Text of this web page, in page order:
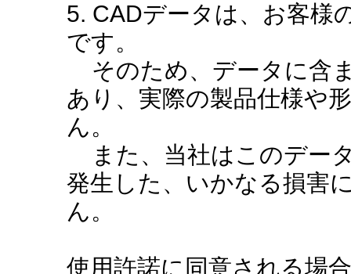
5. CADデータは、お客様
です。
そのため、データに含
あり、実際の製品仕様や
ん。
また、当社はこのデー
発生した、いかなる損害
ん。
使用許諾に同意される場